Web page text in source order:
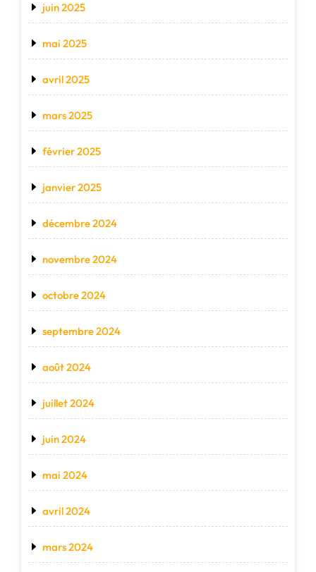
juin 2025
mai 2025
avril 2025
mars 2025
février 2025
janvier 2025
décembre 2024
novembre 2024
octobre 2024
septembre 2024
août 2024
juillet 2024
juin 2024
mai 2024
avril 2024
mars 2024